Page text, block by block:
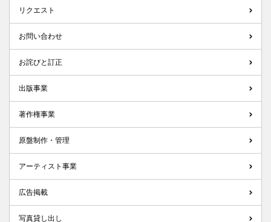
リクエスト
お問い合わせ
お詫びと訂正
出版事業
著作権事業
原盤制作・管理
アーティスト事業
広告掲載
写真貸し出し